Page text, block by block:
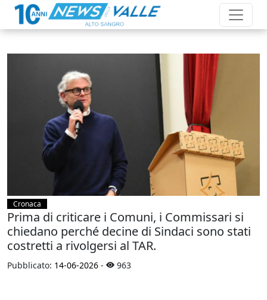
Cronaca
Prima di criticare i Comuni, i Commissari si
chiedano perché decine di Sindaci sono stati
costretti a rivolgersi al TAR.
Pubblicato: 14-06-2026 - 963